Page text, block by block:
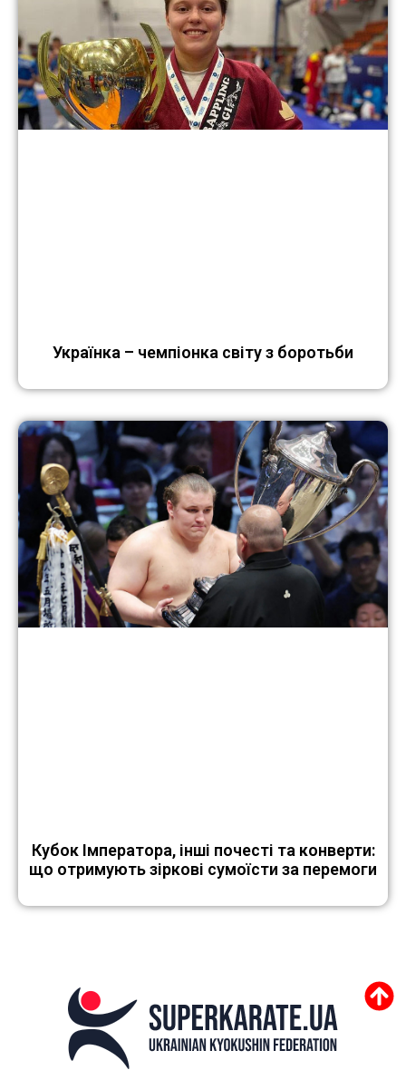
Українка – чемпіонка світу з боротьби
Кубок Імператора, інші почесті та конверти:
що отримують зіркові сумоїсти за перемоги